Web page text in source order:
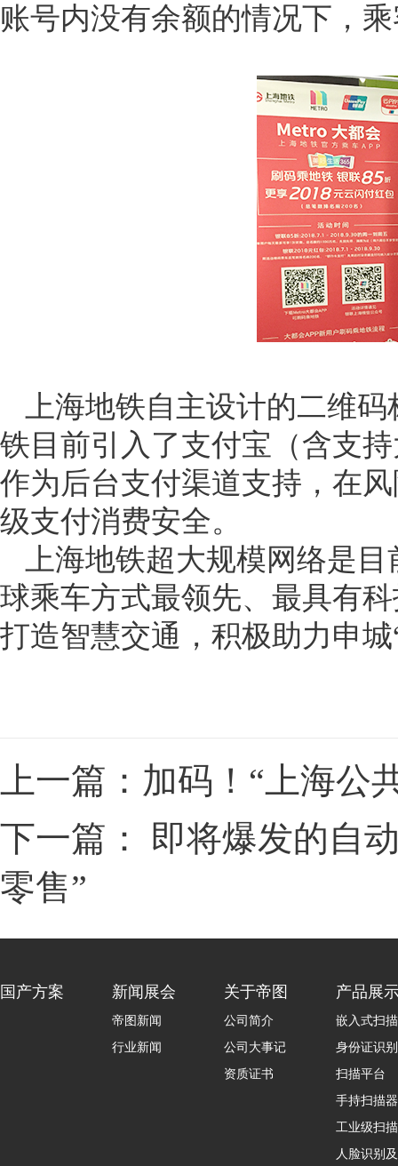
账号内没有余额的情况下，
上海地铁自主设计的二维
铁目前引入了支付宝（含支
作为后台支付渠道支持，在
级支付消费安全。
上海地铁超大规模网络是目
球乘车方式最领先、最具有
打造智慧交通，积极助力申城
上一篇：加码！“上海公
下一篇： 即将爆发的自
零售”
国产方案 新闻展会
帝图新闻
行业新闻
关于帝图
公司简介
公司大事记
资质证书
产品展
嵌入式扫
身份证识
扫描平台
手持扫描器
工业级扫描
人脸识别